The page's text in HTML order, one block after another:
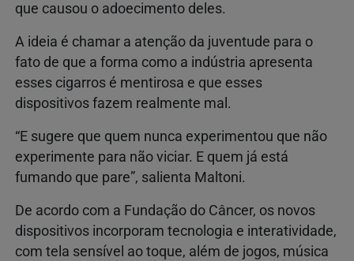
que causou o adoecimento deles.
A ideia é chamar a atenção da juventude para o
fato de que a forma como a indústria apresenta
esses cigarros é mentirosa e que esses
dispositivos fazem realmente mal.
“E sugere que quem nunca experimentou que não
experimente para não viciar. E quem já está
fumando que pare”, salienta Maltoni.
De acordo com a Fundação do Câncer, os novos
dispositivos incorporam tecnologia e interatividade,
com tela sensível ao toque, além de jogos, música